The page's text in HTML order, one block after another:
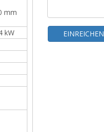
mm
kW
EINREICHEN